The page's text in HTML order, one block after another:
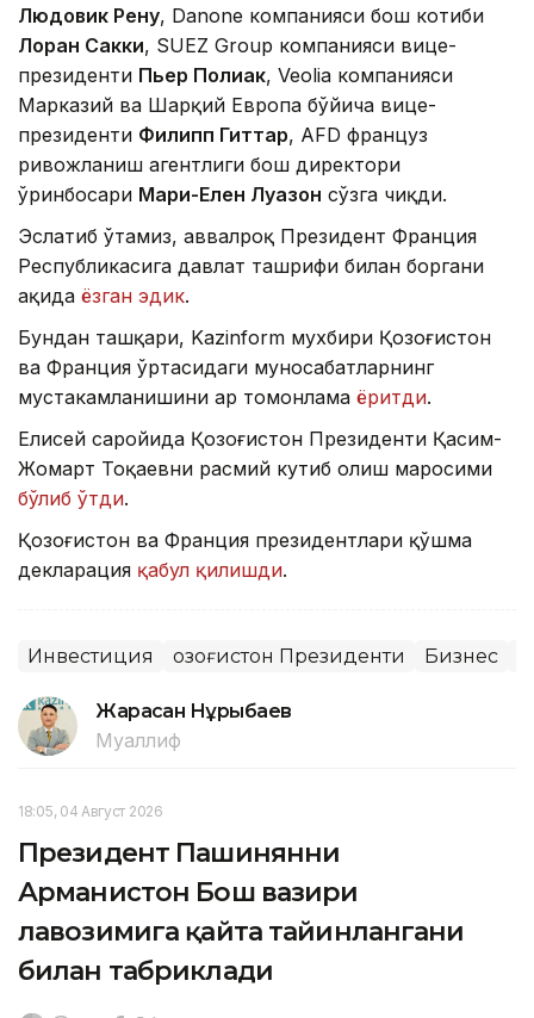
Людовик Рену, Danone компанияси бош котиби
Лоран Сакки, SUEZ Group компанияси вице-
президенти Пьер Полиак, Veolia компанияси
Марказий ва Шарқий Европа бўйича вице-
президенти Филипп Гиттар, AFD француз
ривожланиш агентлиги бош директори
ўринбосари Мари-Елен Луазон сўзга чиқди.
Эслатиб ўтамиз, аввалроқ Президент Франция
Республикасига давлат ташрифи билан боргани
ҳақида ёзган эдик.
Бундан ташқари, Kazinform мухбири Қозоғистон
ва Франция ўртасидаги муносабатларнинг
мустаҳкамланишини ҳар томонлама ёритди.
Елисей саройида Қозоғистон Президенти Қасим-
Жомарт Тоқаевни расмий кутиб олиш маросими
бўлиб ўтди.
Қозоғистон ва Франция президентлари қўшма
декларация қабул қилишди.
Инвестиция Қозоғистон Президенти Бизнес
Жарасқан Нұрыбаев
Муаллиф
18:05, 04 Август 2026
Президент Пашинянни
Арманистон Бош вазири
лавозимига қайта тайинлангани
билан табриклади